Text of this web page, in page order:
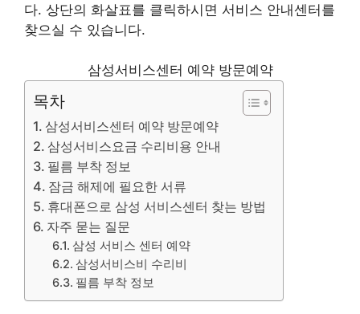
다. 상단의 화살표를 클릭하시면 서비스 안내센터를
찾으실 수 있습니다.
삼성서비스센터 예약 방문예약
목차
삼성서비스센터 예약 방문예약
삼성서비스요금 수리비용 안내
필름 부착 정보
잠금 해제에 필요한 서류
휴대폰으로 삼성 서비스센터 찾는 방법
자주 묻는 질문
삼성 서비스 센터 예약
삼성서비스비 수리비
필름 부착 정보